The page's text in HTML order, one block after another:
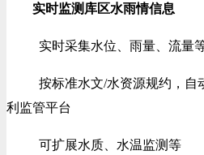
实时监测库区水雨情信息
实时采集水位、雨量、流量
按标准水文/水资源规约，自
利监管平台
可扩展水质、水温监测等